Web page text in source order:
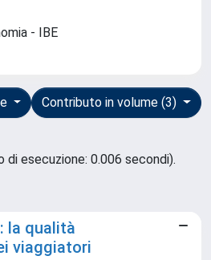
- IBE
Contributo in volume (3)
di esecuzione: 0.006 secondi).
la qualità
viaggiatori